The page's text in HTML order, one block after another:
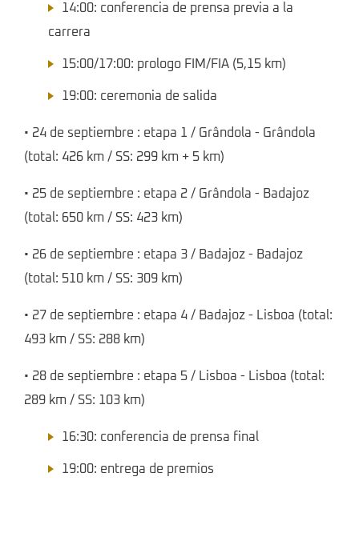
14:00: conferencia de prensa previa a la
carrera
15:00/17:00: prologo FIM/FIA (5,15 km)
19:00: ceremonia de salida
• 24 de septiembre : etapa 1 / Grândola - Grândola
(total: 426 km / SS: 299 km + 5 km)
• 25 de septiembre : etapa 2 / Grândola - Badajoz
(total: 650 km / SS: 423 km)
• 26 de septiembre : etapa 3 / Badajoz - Badajoz
(total: 510 km / SS: 309 km)
• 27 de septiembre : etapa 4 / Badajoz - Lisboa (total:
493 km / SS: 288 km)
• 28 de septiembre : etapa 5 / Lisboa - Lisboa (total:
289 km / SS: 103 km)
16:30: conferencia de prensa final
19:00: entrega de premios